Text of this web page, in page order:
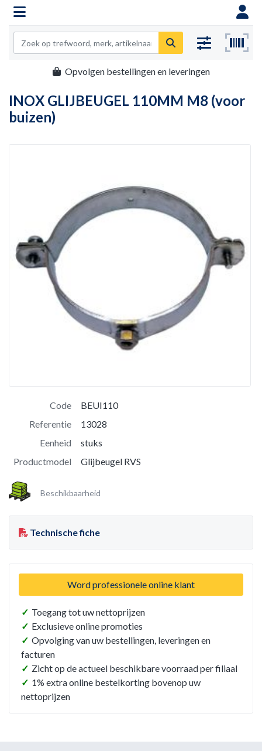
Opvolgen bestellingen en leveringen
INOX GLIJBEUGEL 110MM M8 (voor
buizen)
Code
BEUI110
Referentie
13028
Eenheid
stuks
Productmodel
Glijbeugel RVS
Beschikbaarheid
Technische fiche
Word professionele online klant
✓ Toegang tot uw nettoprijzen
✓ Exclusieve online promoties
✓ Opvolging van uw bestellingen, leveringen en
facturen
✓ Zicht op de actueel beschikbare voorraad per filiaal
✓ 1% extra online bestelkorting bovenop uw
nettoprijzen